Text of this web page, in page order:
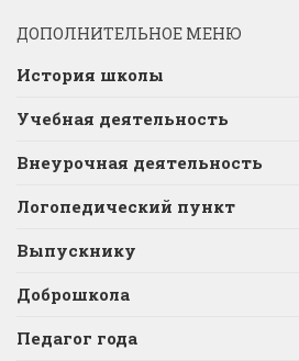
ДОПОЛНИТЕЛЬНОЕ МЕНЮ
История школы
Учебная деятельность
Внеурочная деятельность
Логопедический пункт
Выпускнику
Доброшкола
Педагог года